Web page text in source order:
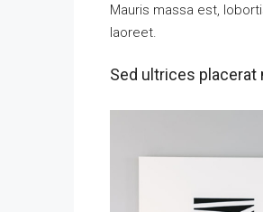
Mauris massa est,
laoreet.
Sed ultrices placerat